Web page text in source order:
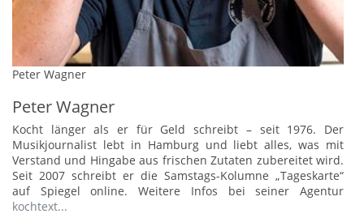
Peter Wagner
Peter Wagner
Kocht länger als er für Geld schreibt – seit 1976. Der
Musikjournalist lebt in Hamburg und liebt alles, was mit
Verstand und Hingabe aus frischen Zutaten zubereitet wird.
Seit 2007 schreibt er die Samstags-Kolumne „Tageskarte“
auf Spiegel online. Weitere Infos bei seiner Agentur
kochtext...